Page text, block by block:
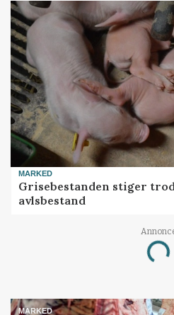
MARKED
Grisebestanden stiger
avlsbestand
Loading...
MARKED